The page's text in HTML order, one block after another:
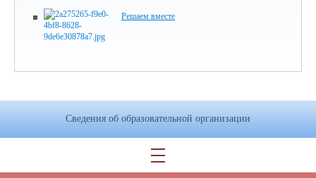
Решаем вместе
Сведения об образовательной организации